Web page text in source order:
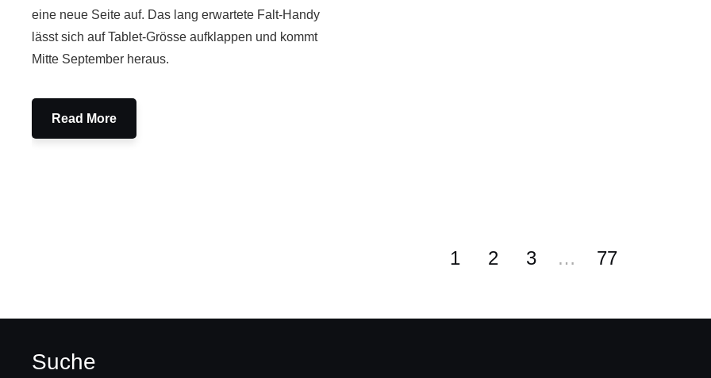
eine neue Seite auf. Das lang erwartete Falt-Handy
lässt sich auf Tablet-Grösse aufklappen und kommt
Mitte September heraus.
Read More
1 2 3 … 77
Suche